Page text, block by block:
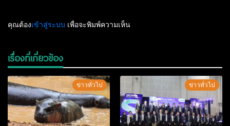
คุณต้องเข้าสู่ระบบ เพื่อจะพิมพ์ความเห็น
เรื่องที่เกี่ยวข้อง
ข่าวทั่วไป ข่าวทั่วไป